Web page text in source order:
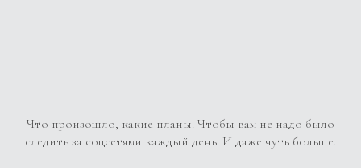
Что произошло, какие планы. Чтобы вам не надо было
следить за соцсетями каждый день. И даже чуть больше.